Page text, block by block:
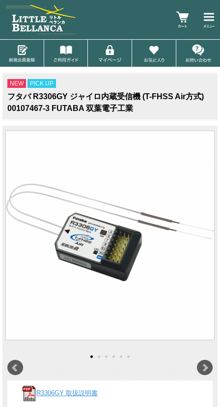
NEW PICK UP
フタバ R3306GY ジャイロ内蔵受信機 (T-FHSS Air方式)
00107467-3 FUTABA 双葉電子工業
R3306GY 取扱説明書